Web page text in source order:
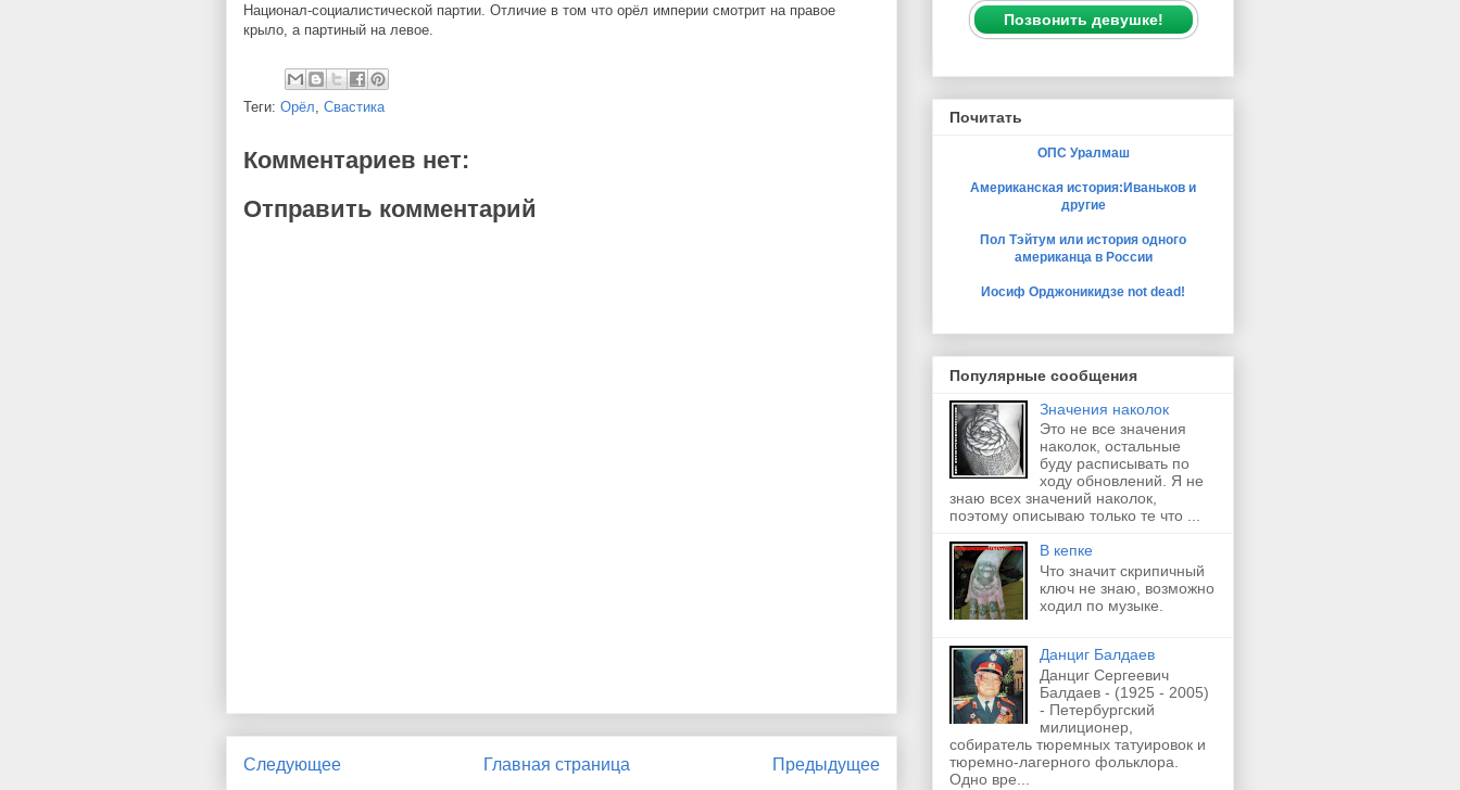
Национал-социалистической партии. Отличие в том что орёл империи смотрит на правое
крыло, а партиный на левое.
Теги: Орёл Свастика
Комментариев нет:
Отправить комментарий
Следующее Предыдущее
Главная страница
Позвонить девушке!
Почитать
ОПС Уралмаш
Американская история:Иваньков и
другие
Пол Тэйтум или история одного
американца в России
Иосиф Орджоникидзе not dead!
Популярные сообщения
Значения наколок
Это не все значения
наколок, остальные
буду расписывать по
ходу обновлений. Я не
знаю всех значений наколок,
поэтому описываю только те что ...
В кепке
Что значит скрипичный
ключ не знаю, возможно
ходил по музыке.
Данциг Балдаев
Данциг Сергеевич
Балдаев - (1925 - 2005)
- Петербургский
милиционер,
собиратель тюремных татуировок и
тюремно-лагерного фольклора.
Одно вре...